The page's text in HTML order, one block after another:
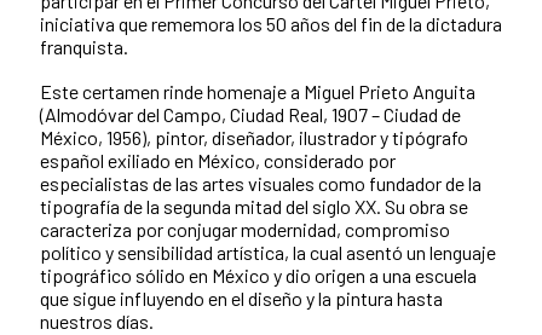
iniciativa que rememora los 50 años del fin de la dictadura
franquista.
Este certamen rinde homenaje a Miguel Prieto Anguita
(Almodóvar del Campo, Ciudad Real, 1907 – Ciudad de
México, 1956), pintor, diseñador, ilustrador y tipógrafo
español exiliado en México, considerado por
especialistas de las artes visuales como fundador de la
tipografía de la segunda mitad del siglo XX. Su obra se
caracteriza por conjugar modernidad, compromiso
político y sensibilidad artística, la cual asentó un lenguaje
tipográfico sólido en México y dio origen a una escuela
que sigue influyendo en el diseño y la pintura hasta
nuestros días.